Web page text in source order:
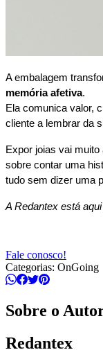
A embalagem
memória afetiva.
Ela comunica valor,
cliente a lembrar da
Expor joias vai muito
sobre contar uma
tudo sem dizer uma
A Redantex está
Fale conosco!
Categorias: OnGoing
Sobre o
Redantex